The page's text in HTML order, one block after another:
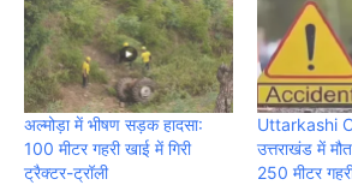
अल्मोड़ा में भीषण सड़क हादसा:
100 मीटर गहरी खाई में गिरी
ट्रैक्टर-ट्रॉली
Uttarkashi
उत्तराखंड में
250 मीटर